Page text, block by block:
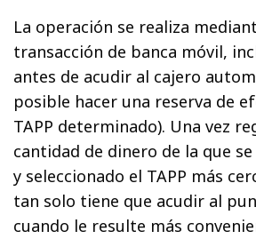
La operación se realiza
transacción de banca móvil,
antes de acudir al cajero
posible hacer una reserva de
TAPP determinado). Una vez
cantidad de dinero de la que
y seleccionado el TAPP más
tan solo tiene que acudir al
cuando le resulte más